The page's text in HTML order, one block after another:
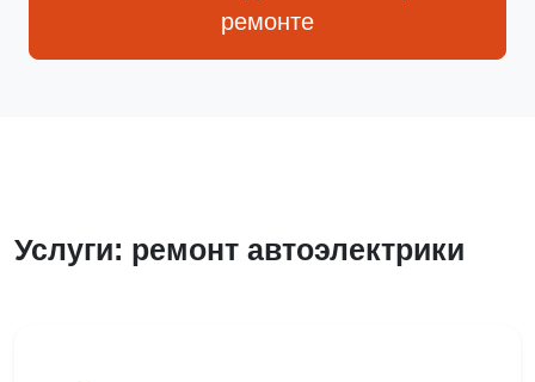
ремонте
Услуги: ремонт автоэлектрики